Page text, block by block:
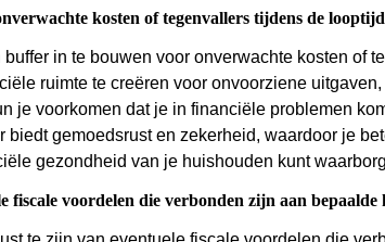
kosten of tegenvallers tijdens de
buffer in te bouwen voor onverwachte kosten of
ruimte te creëren voor onvoorziene
je voorkomen dat je in financiële problemen
biedt gemoedsrust en zekerheid, waardoor je
gezondheid van je huishouden kunt
fiscale voordelen die verbonden zijn aan